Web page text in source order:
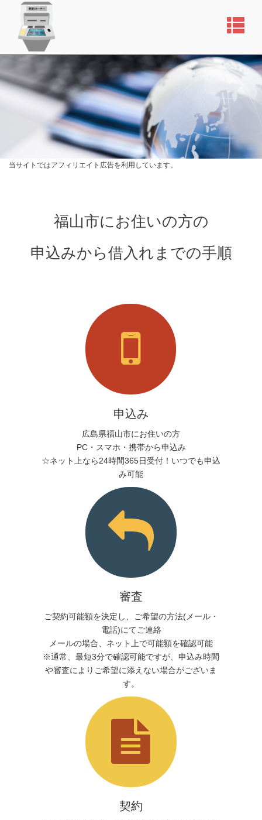
当サイトではアフィリエイト広告を利用しています。
福山市にお住いの方の
申込みから借入れまでの手順
申込み
広島県福山市にお住いの方
PC・スマホ・携帯から申込み
☆ネット上なら24時間365日受付！いつでも申込
み可能
審査
ご契約可能額を決定し、ご希望の方法(メール・
電話)にてご連絡
メールの場合、ネット上で可能額を確認可能
※通常、最短3分で確認可能ですが、申込み時間
や審査によりご希望に添えない場合がございま
す。
契約